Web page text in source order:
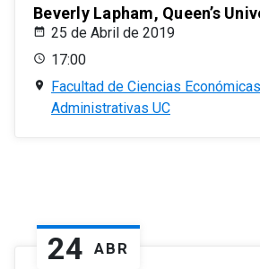
Beverly Lapham, Queen’s
25 de Abril de 2019
17:00
Facultad de Ciencias
Administrativas UC
24 ABR